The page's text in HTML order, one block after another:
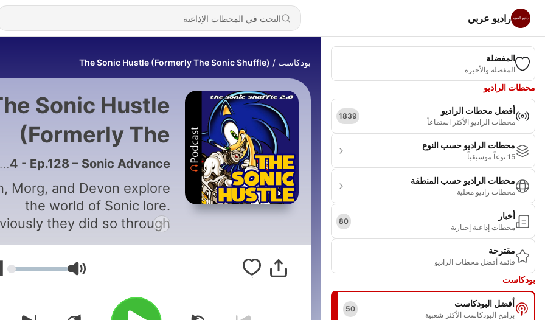
راديو عربي
المفضلة
المفضلة والأخيرة
محطات الراديو
أفضل محطات الراديو
محطات الراديو الأكثر استماعاً
1839
محطات الراديو حسب النوع
15 نوعاً موسيقياً
محطات الراديو حسب المنطقة
محطات راديو محلية
أخبار
محطات إذاعية إخبارية
80
مقترحة
قائمة أفضل محطات الراديو
بودكاست
أفضل البودكاست
برامج البودكاست الأكثر شعبية
50
بودكاست The Sonic Hustle (Formerly The Sonic Shuffle)
Sonic Hustle
(Formerly The
Sonic Shuffle)
134 - Ep.128 – Sonic Advance
Morg, and Devon explore
the world of Sonic lore.
they did so through
changing what they
talking about each week,
this time around they've
a more linear approach to
Sonic! (with some
مستوى الصوت